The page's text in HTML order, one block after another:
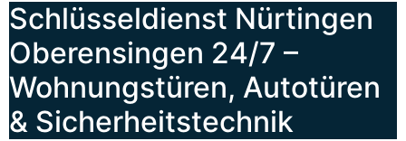
Schlüsseldienst Nürtingen
Oberensingen 24/7 –
Wohnungstüren, Autotüren
& Sicherheitstechnik